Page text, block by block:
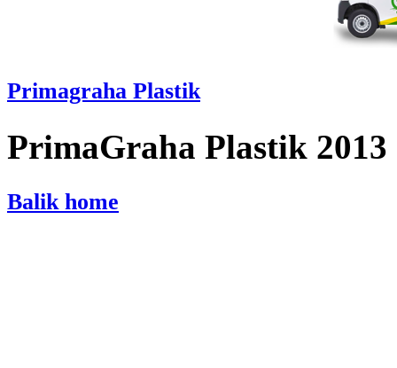
Primagraha Plastik
PrimaGraha Plastik 2013
Balik home